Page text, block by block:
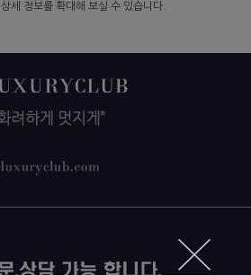
상세 정보를 확대해 보실 수 있습니다.